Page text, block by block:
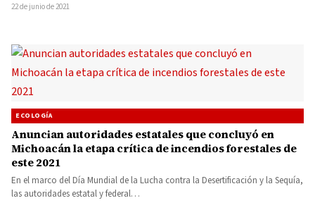
22 de junio de 2021
ECOLOGÍA
Anuncian autoridades estatales que concluyó en
Michoacán la etapa crítica de incendios forestales de
este 2021
En el marco del Día Mundial de la Lucha contra la Desertificación y la Sequía,
las autoridades estatal y federal…